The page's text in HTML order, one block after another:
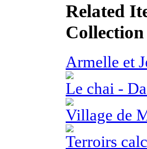
Related
Collection
Armelle et
Le chai -
Village de
Terroirs